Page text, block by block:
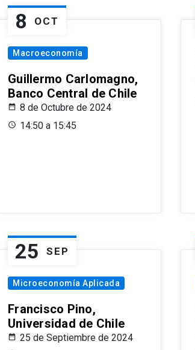
8 OCT
Macroeconomía
Guillermo Carlomagno,
Banco Central de Chile
8 de Octubre de 2024
14:50 a 15:45
25 SEP
Microeconomía Aplicada
Francisco Pino,
Universidad de Chile
25 de Septiembre de 2024